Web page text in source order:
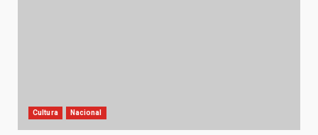
Cultura Nacional